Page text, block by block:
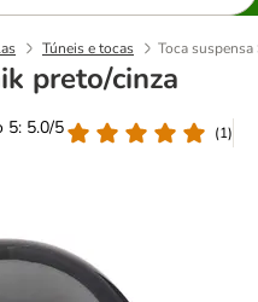
Túneis e tocas Toca
preto/cinza
5: 5.0/5
(1)